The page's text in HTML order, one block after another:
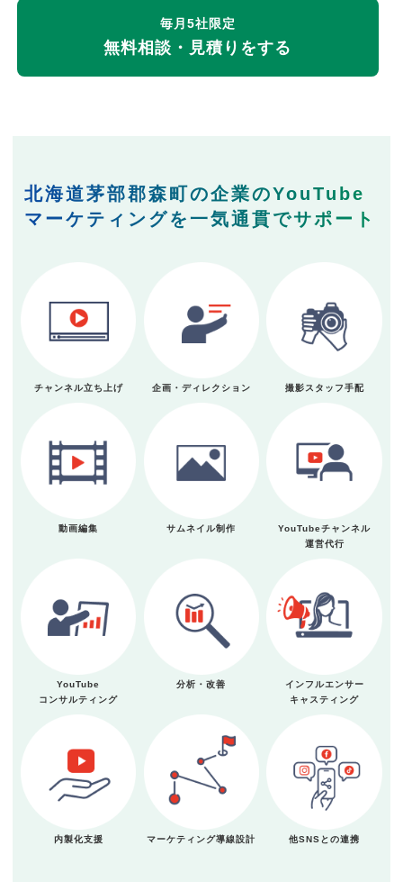
毎月5社限定
無料相談・見積りをする
北海道茅部郡森町の企業のYouTube
マーケティングを一気通貫でサポート
チャンネル立ち上げ 企画・ディレクション 撮影スタッフ手配
動画編集 サムネイル制作
YouTubeチャンネル
運営代行
YouTube
コンサルティング
分析・改善
インフルエンサー
キャスティング
内製化支援 マーケティング導線設計 他SNSとの連携